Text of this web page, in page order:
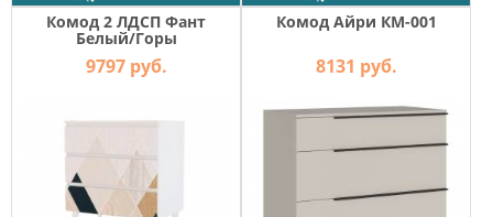
Комод 2 ЛДСП Фант
Белый/Горы
9797 руб.
Комод Айри КМ-001
8131 руб.